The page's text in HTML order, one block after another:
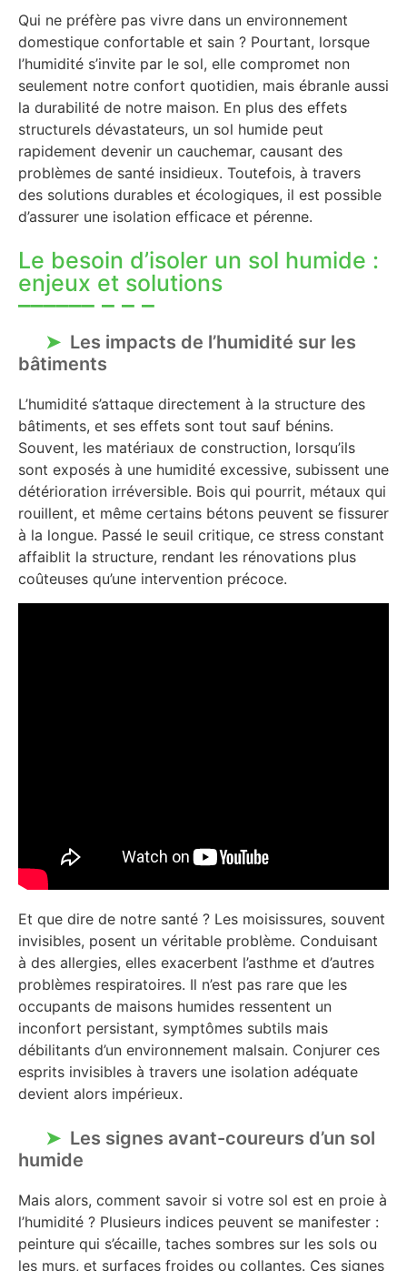
Qui ne préfère pas vivre dans un environnement
domestique confortable et sain ? Pourtant, lorsque
l’humidité s’invite par le sol, elle compromet non
seulement notre confort quotidien, mais ébranle aussi
la durabilité de notre maison. En plus des effets
structurels dévastateurs, un sol humide peut
rapidement devenir un cauchemar, causant des
problèmes de santé insidieux. Toutefois, à travers
des solutions durables et écologiques, il est possible
d’assurer une isolation efficace et pérenne.
Le besoin d’isoler un sol humide :
enjeux et solutions
Les impacts de l’humidité sur les
bâtiments
L’humidité s’attaque directement à la structure des
bâtiments, et ses effets sont tout sauf bénins.
Souvent, les matériaux de construction, lorsqu’ils
sont exposés à une humidité excessive, subissent une
détérioration irréversible. Bois qui pourrit, métaux qui
rouillent, et même certains bétons peuvent se fissurer
à la longue. Passé le seuil critique, ce stress constant
affaiblit la structure, rendant les rénovations plus
coûteuses qu’une intervention précoce.
Et que dire de notre santé ? Les moisissures, souvent
invisibles, posent un véritable problème. Conduisant
à des allergies, elles exacerbent l’asthme et d’autres
problèmes respiratoires. Il n’est pas rare que les
occupants de maisons humides ressentent un
inconfort persistant, symptômes subtils mais
débilitants d’un environnement malsain. Conjurer ces
esprits invisibles à travers une isolation adéquate
devient alors impérieux.
Les signes avant-coureurs d’un sol
humide
Mais alors, comment savoir si votre sol est en proie à
l’humidité ? Plusieurs indices peuvent se manifester :
peinture qui s’écaille, taches sombres sur les sols ou
les murs, et surfaces froides ou collantes. Ces signes